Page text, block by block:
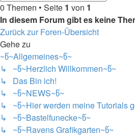
0 Themen • Seite 1 von 1
In diesem Forum gibt es keine
Zurück zur Foren-Übersicht
Gehe zu
~წ~Allgemeines~წ~
↳ ~წ~Herzlich Willkommen~წ~
↳ Das Bin ich!
↳ ~წ~NEWS~წ~
↳ ~წ~Hier werden meine Tutorials
↳ ~წ~Bastelfunecke~წ~
↳ ~წ~Ravens Grafikgarten~წ~